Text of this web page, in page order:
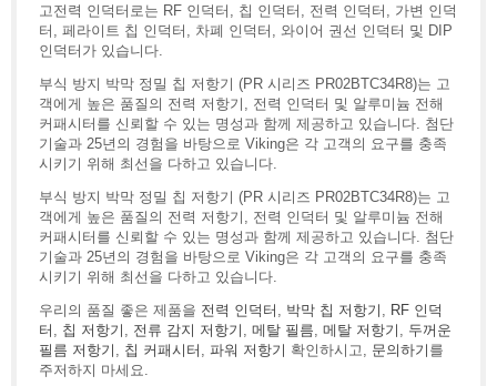
고전력 인덕터로는 RF 인덕터, 칩 인덕터, 전력 인덕터, 가변 인덕
터, 페라이트 칩 인덕터, 차폐 인덕터, 와이어 권선 인덕터 및 DIP
인덕터가 있습니다.
부식 방지 박막 정밀 칩 저항기 (PR 시리즈 PR02BTC34R8)는 고
객에게 높은 품질의 전력 저항기, 전력 인덕터 및 알루미늄 전해
커패시터를 신뢰할 수 있는 명성과 함께 제공하고 있습니다. 첨단
기술과 25년의 경험을 바탕으로 Viking은 각 고객의 요구를 충족
시키기 위해 최선을 다하고 있습니다.
부식 방지 박막 정밀 칩 저항기 (PR 시리즈 PR02BTC34R8)는 고
객에게 높은 품질의 전력 저항기, 전력 인덕터 및 알루미늄 전해
커패시터를 신뢰할 수 있는 명성과 함께 제공하고 있습니다. 첨단
기술과 25년의 경험을 바탕으로 Viking은 각 고객의 요구를 충족
시키기 위해 최선을 다하고 있습니다.
우리의 품질 좋은 제품을 전력 인덕터 박막 칩 저항기
RF 인덕
터
칩 저항기 전류 감지 저항기 메탈 필름 메탈 저항기
두꺼운
필름 저항기
칩 커패시터 파워 저항기 확인하시고, 문의하기 를
주저하지 마세요.